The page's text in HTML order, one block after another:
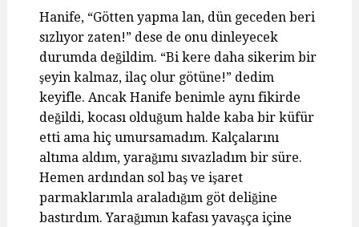
Hanife, “Götten yapma lan, dün geceden beri
sızlıyor zaten!” dese de onu dinleyecek
durumda değildim. “Bi kere daha sikerim bir
şeyin kalmaz, ilaç olur götüne!” dedim
keyifle. Ancak Hanife benimle aynı fikirde
değildi, kocası olduğum halde kaba bir küfür
etti ama hiç umursamadım. Kalçalarını
altıma aldım, yarağımı sıvazladım bir süre.
Hemen ardından sol baş ve işaret
parmaklarımla araladığım göt deliğine
bastırdım. Yarağımın kafası yavaşça içine